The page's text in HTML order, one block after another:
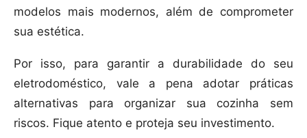
modelos mais modernos, além de comprometer
sua estética.
Por isso, para garantir a durabilidade do seu
eletrodoméstico, vale a pena adotar práticas
alternativas para organizar sua cozinha sem
riscos. Fique atento e proteja seu investimento.